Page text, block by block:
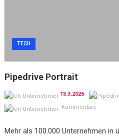
TECH
Pipedrive Portrait
13.3.2026
Kommentare
Mehr als 100.000 Unternehmen in